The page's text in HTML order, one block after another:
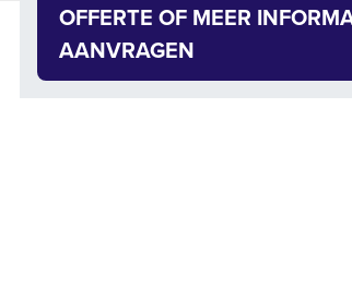
OFFERTE OF MEER
AANVRAGEN